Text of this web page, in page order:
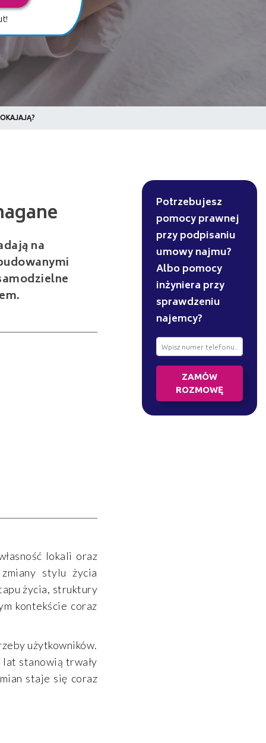
na
lokali oraz
stylu życia
życia, struktury
kontekście coraz
użytkowników.
lat stanowią trwały
staje się coraz
Potrzebujesz
pomocy prawnej
przy podpisaniu
umowy najmu?
Albo pomocy
inżyniera przy
sprawdzeniu
najemcy?
ZAMÓW
ROZMOWĘ